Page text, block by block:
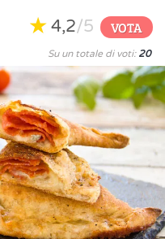
4,2/5 VOTA
Su un totale di voti: 20